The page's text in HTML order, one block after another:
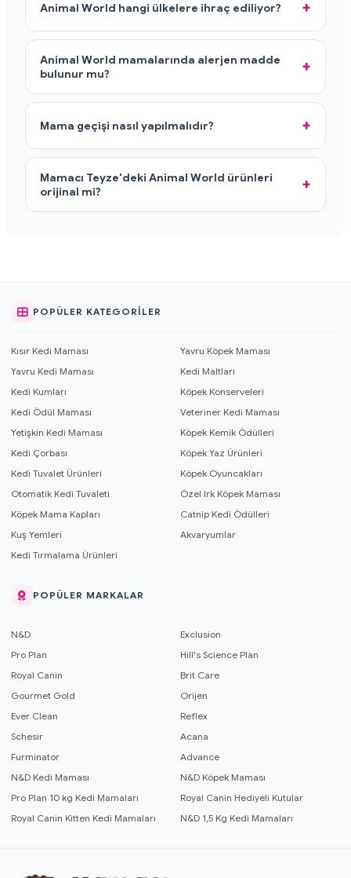
Animal World hangi ülkelere ihraç ediliyor?
Animal World mamalarında alerjen madde
bulunur mu?
Mama geçişi nasıl yapılmalıdır?
Mamacı Teyze'deki Animal World ürünleri
orijinal mi?
POPÜLER KATEGORILER
Kısır Kedi Maması
Yavru Köpek Maması
Yavru Kedi Maması
Kedi Maltları
Kedi Kumları
Köpek Konserveleri
Kedi Ödül Maması
Veteriner Kedi Maması
Yetişkin Kedi Maması
Köpek Kemik Ödülleri
Kedi Çorbası
Köpek Yaz Ürünleri
Kedi Tuvalet Ürünleri
Köpek Oyuncakları
Otomatik Kedi Tuvaleti
Özel Irk Köpek Maması
Köpek Mama Kapları
Catnip Kedi Ödülleri
Kuş Yemleri
Akvaryumlar
Kedi Tırmalama Ürünleri
POPÜLER MARKALAR
N&D
Exclusion
Pro Plan
Hill's Science Plan
Royal Canin
Brit Care
Gourmet Gold
Orijen
Ever Clean
Reflex
Schesir
Acana
Furminator
Advance
N&D Kedi Maması
N&D Köpek Maması
Pro Plan 10 kg Kedi Mamaları
Royal Canin Hediyeli Kutular
Royal Canin Kitten Kedi Mamaları
N&D 1,5 Kg Kedi Mamaları